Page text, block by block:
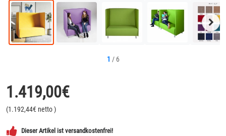
Bild
1 / 6
1.419,00€
(1.192,44€ netto)
Dieser Artikel ist versandkostenfrei!